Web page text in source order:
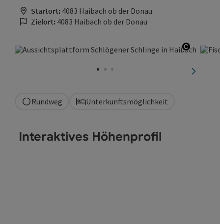
Startort: 4083 Haibach ob der Donau
Zielort: 4083 Haibach ob der Donau
Rundweg Unterkunftsmöglichkeit
Interaktives Höhenprofil